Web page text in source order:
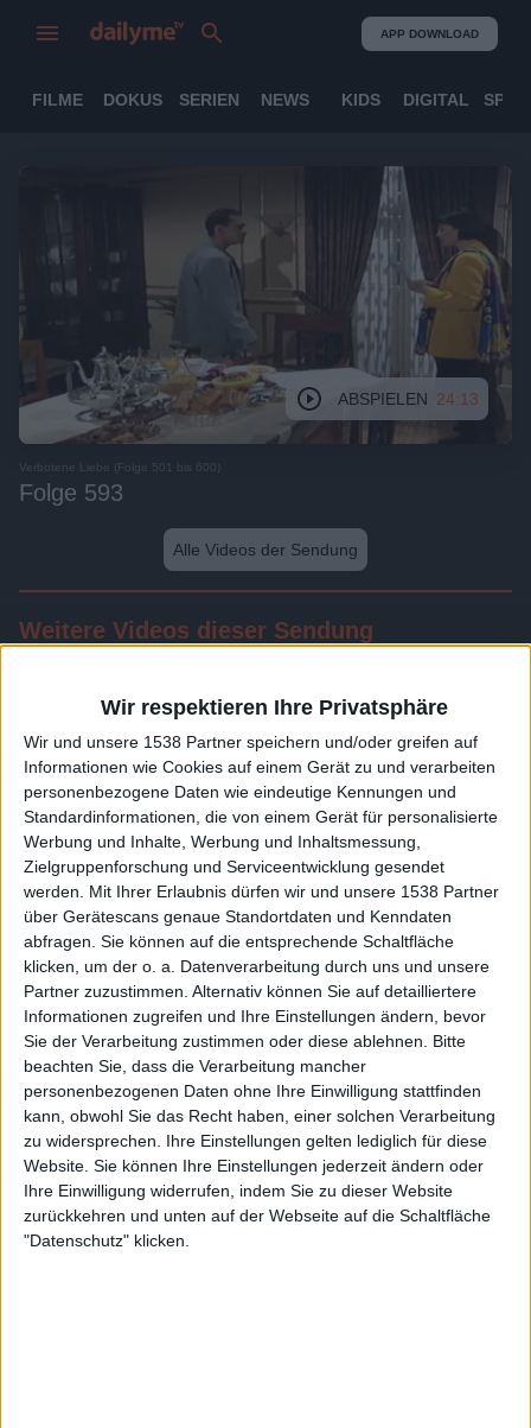
Wir respektieren Ihre Privatsphäre
Wir und unsere 1538 Partner speichern und/oder greifen auf
Informationen wie Cookies auf einem Gerät zu und verarbeiten
personenbezogene Daten wie eindeutige Kennungen und
Standardinformationen, die von einem Gerät für personalisierte
Werbung und Inhalte, Werbung und Inhaltsmessung,
Zielgruppenforschung und Serviceentwicklung gesendet
werden. Mit Ihrer Erlaubnis dürfen wir und unsere 1538 Partner
über Gerätescans genaue Standortdaten und Kenndaten
abfragen. Sie können auf die entsprechende Schaltfläche
klicken, um der o. a. Datenverarbeitung durch uns und unsere
Partner zuzustimmen. Alternativ können Sie auf detailliertere
Informationen zugreifen und Ihre Einstellungen ändern, bevor
Sie der Verarbeitung zustimmen oder diese ablehnen. Bitte
beachten Sie, dass die Verarbeitung mancher
personenbezogenen Daten ohne Ihre Einwilligung stattfinden
kann, obwohl Sie das Recht haben, einer solchen Verarbeitung
zu widersprechen. Ihre Einstellungen gelten lediglich für diese
Website. Sie können Ihre Einstellungen jederzeit ändern oder
Ihre Einwilligung widerrufen, indem Sie zu dieser Website
zurückkehren und unten auf der Webseite auf die Schaltfläche
"Datenschutz" klicken.
APP DOWNLOAD
FILME DOKUS SERIEN NEWS KIDS DIGITAL
ABSPIELEN 24:13
Verbotene Liebe (Folge 501 bis 600)
Folge 593
Alle Videos der Sendung
Weitere Videos dieser Sendung
Folge 594